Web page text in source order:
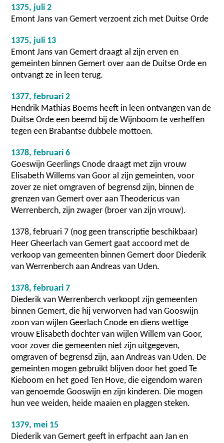
1375, juli 2
Emont Jans van Gemert verzoent zich met Duitse Orde
1375, juli 13
Emont Jans van Gemert draagt al zijn erven en
gemeinten binnen Gemert over aan de Duitse Orde en
ontvangt ze in leen terug.
1377, februari 2
Hendrik Mathias Boems heeft in leen ontvangen van de
Duitse Orde een beemd bij de Wijnboom te verheffen
tegen een Brabantse dubbele mottoen.
1378, februari 6
Goeswijn Geerlings Cnode draagt met zijn vrouw
Elisabeth Willems van Goor al zijn gemeinten, voor
zover ze niet omgraven of begrensd zijn, binnen de
grenzen van Gemert over aan Theodericus van
Werrenberch, zijn zwager (broer van zijn vrouw).
1378, februari 7 (nog geen transcriptie beschikbaar)
Heer Gheerlach van Gemert gaat accoord met de
verkoop van gemeenten binnen Gemert door Diederik
van Werrenberch aan Andreas van Uden.
1378, februari 7
Diederik van Werrenberch verkoopt zijn gemeenten
binnen Gemert, die hij verworven had van Gooswijn
zoon van wijlen Geerlach Cnode en diens wettige
vrouw Elisabeth dochter van wijlen Willem van Goor,
voor zover die gemeenten niet zijn uitgegeven,
omgraven of begrensd zijn, aan Andreas van Uden. De
gemeinten mogen gebruikt blijven door het goed Te
Kieboom en het goed Ten Hove, die eigendom waren
van genoemde Gooswijn en zijn kinderen. Die mogen
hun vee weiden, heide maaien en plaggen steken.
1379, mei 15
Diederik van Gemert geeft in erfpacht aan Jan en